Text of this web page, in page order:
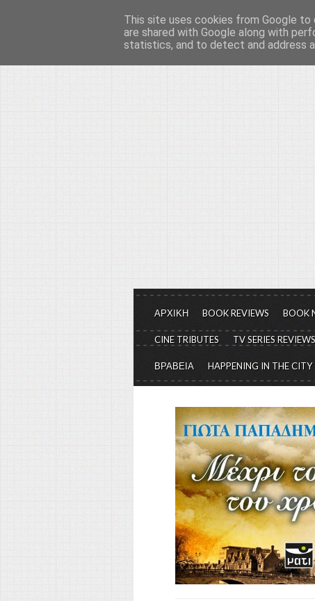
Το μεγαλείο των
Είμαστε πάντα εδώ για να μιλάμε
ΑΡΧΙΚΗ BOOK REVIEWS BOOK
CINE TRIBUTES TV SERIES REVIEWS
ΒΡΑΒΕΙΑ HAPPENING IN THE CITY
This site uses cookies from Google to
are shared with Google along with
statistics, and to detect and address